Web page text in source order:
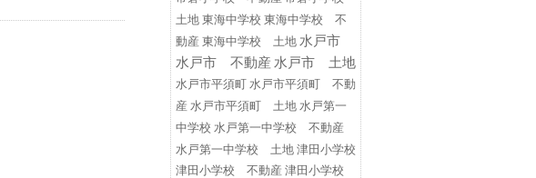
土地 東海中学校 東海中学校 不
動産 東海中学校 土地 水戸市
水戸市 不動産 水戸市 土地
水戸市平須町
水戸市平須町 不動
産 水戸市平須町 土地 水戸第一
中学校 水戸第一中学校 不動産
水戸第一中学校 土地 津田小学校
津田小学校 不動産 津田小学校